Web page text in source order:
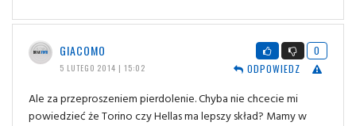
GIACOMO
5 LUTEGO 2014 | 15:02
0
ODPOWIEDZ
Ale za przeproszeniem pierdolenie. Chyba nie chcecie mi
powiedzieć że Torino czy Hellas ma lepszy skład? Mamy w